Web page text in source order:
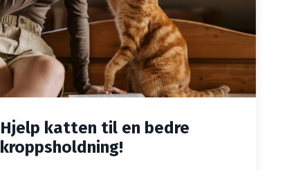
Hjelp katten til en bedre
kroppsholdning!